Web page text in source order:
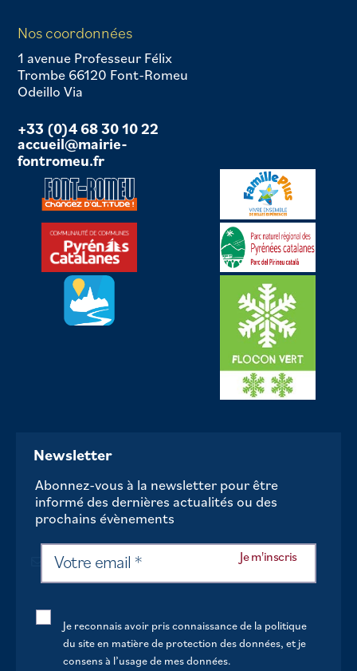
Nos coordonnées
1 avenue Professeur Félix
Trombe 66120 Font-Romeu
Odeillo Via
+33 (0)4 68 30 10 22
accueil@mairie-
fontromeu.fr
Newsletter
Abonnez-vous à la newsletter pour être
informé des dernières actualités ou des
prochains évènements
Je reconnais avoir pris connaissance de la politique
du site en matière de protection des données, et je
consens à l’usage de mes données.